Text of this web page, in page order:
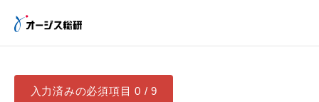
入力済みの必須項目 0 / 9